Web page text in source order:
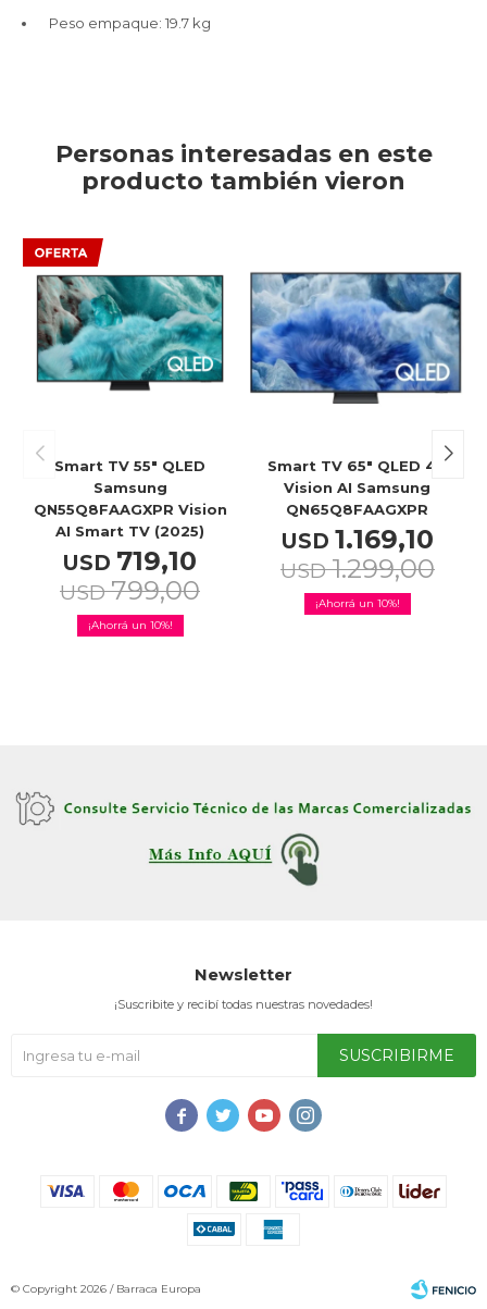
Peso empaque: 19.7 kg
Personas interesadas en este
producto también vieron
Smart TV 55" QLED
Samsung
QN55Q8FAAGXPR Vision
AI Smart TV (2025)
USD 719,10
USD 799,00
10
Smart TV 65" QLED 4K
Vision AI Samsung
QN65Q8FAAGXPR
USD 1.169,10
USD 1.299,00
10
Newsletter
¡Suscribite y recibí todas nuestras novedades!
SUSCRIBIRME
   
© Copyright 2026 / Barraca Europa